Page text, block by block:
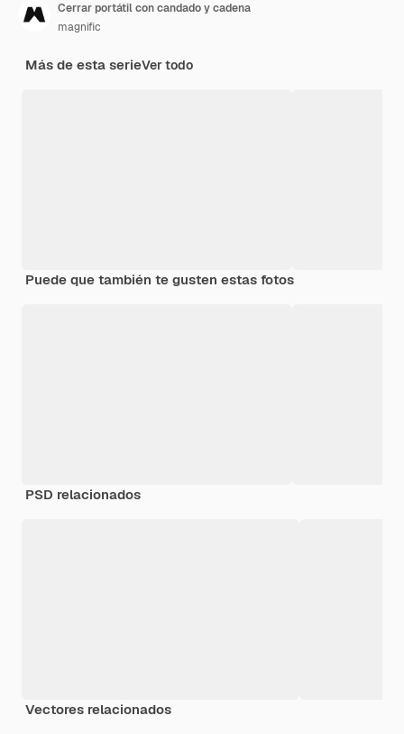
Cerrar portátil con candado y cadena
magnific
Más de esta serieVer todo
Puede que también te gusten estas fotos
PSD relacionados
Vectores relacionados